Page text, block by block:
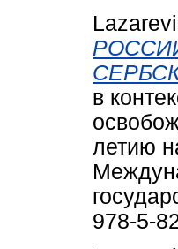
в
летию
978-5-